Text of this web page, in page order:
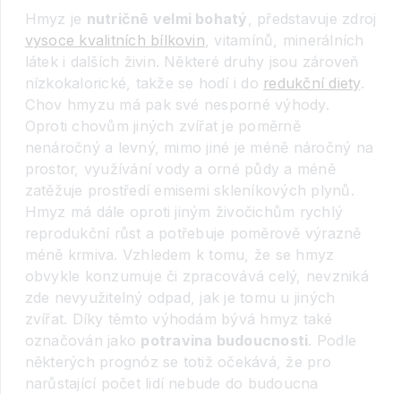
Hmyz je nutričně velmi bohatý , představuje zdroj
vysoce kvalitních bílkovin , vitamínů, minerálních
látek i dalších živin. Některé druhy jsou zároveň
nízkokalorické, takže se hodí i do redukční diety.
Chov hmyzu má pak své nesporné výhody.
Oproti chovům jiných zvířat je poměrně
nenáročný a levný, mimo jiné je méně náročný na
prostor, využívání vody a orné půdy a méně
zatěžuje prostředí emisemi skleníkových plynů.
Hmyz má dále oproti jiným živočichům rychlý
reprodukční růst a potřebuje poměrově výrazně
méně krmiva. Vzhledem k tomu, že se hmyz
obvykle konzumuje či zpracovává celý, nevzniká
zde nevyužitelný odpad, jak je tomu u jiných
zvířat. Díky těmto výhodám bývá hmyz také
označován jako potravina budoucnosti. Podle
některých prognóz se totiž očekává, že pro
narůstající počet lidí nebude do budoucna